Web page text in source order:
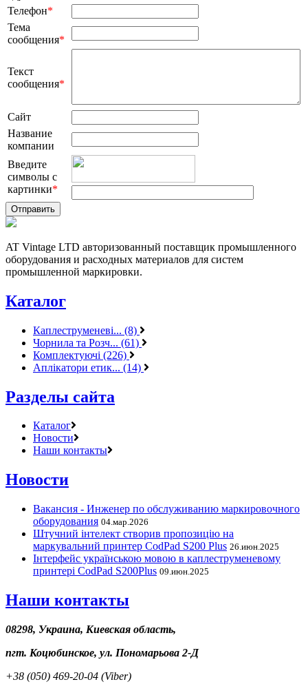
Телефон*
Тема
сообщения*
Текст
сообщения*
Сайт
Название
компании
Введите
символы с
картинки*
AT Vintage LTD авторизованный поставщик промышленного
оборудования и расходных материалов для систем
промышленной маркировки.
Каталог
Каплеструменеві... (8)
Чорнила та Розч... (61)
Комплектуючі (226)
Аплікатори етик... (14)
Разделы сайта
Каталог
Новости
Наши контакты
Новости
Вакансия - Инженер по обслуживанию маркировочного
оборудования 04.мар.2026
Штучний інтелект створив пропозицію на
маркувальний принтер CodPad S200 Plus 26.июн.2025
Інтерфейс українською мовою в каплеструменевому
принтері CodPad S200Plus 09.июн.2025
Наши контакты
08298, Украина, Киевская область,
пгт. Коцюбинское, ул. Пономарьова 2-Д
+38 (050) 469-20-04 (Viber)